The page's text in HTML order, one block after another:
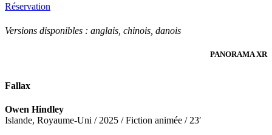
Réservation
Versions disponibles : anglais, chinois, danois
PANORAMA XR
Fallax
Owen Hindley
Islande, Royaume-Uni / 2025 / Fiction animée / 23′